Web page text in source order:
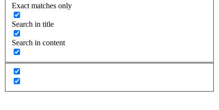
Exact matches only
Search in title
Search in content